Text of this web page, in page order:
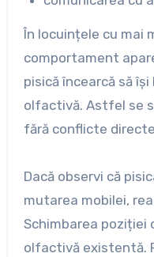
În locuințele cu mai
comportament
pisică încearcă să
olfactivă. Astfel se
fără conflicte
Dacă observi că
mutarea mobilei,
Schimbarea
olfactivă existentă.